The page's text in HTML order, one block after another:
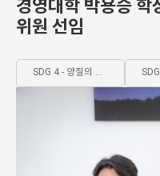
경영대학 박용승 학
위원 선임
SDG 4 - 양질의 포괄적인 교육제공과 평생학습기회 제공